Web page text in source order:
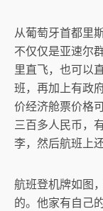
从葡萄牙首都里
不仅仅是亚速尔
里直飞，也可以
班，再加上有政
价经济舱票价格
三百多人民币，
李，然后航班上
航班登机牌如图
的。他家有自己